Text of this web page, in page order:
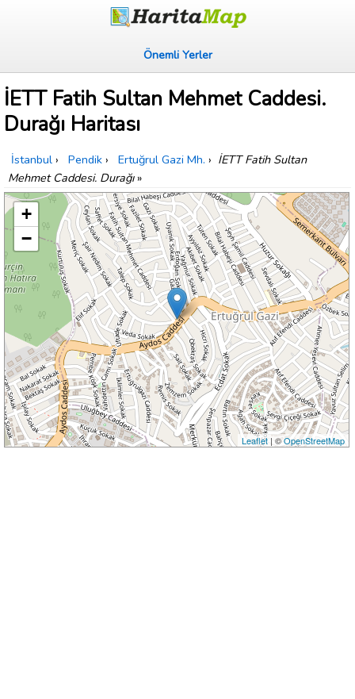
Önemli Yerler
İETT Fatih Sultan Mehmet Caddesi.
Durağı Haritası
İstanbul › Pendik › Ertuğrul Gazi Mh. › İETT Fatih Sultan
Mehmet Caddesi. Durağı»
+
−
Leaflet| ©OpenStreetMap